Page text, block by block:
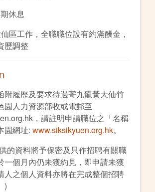
息
作，全職職位設有約滿酬金，
歷調整
附履歷及要求待遇寄九龍黃大仙竹
園人力資源部收或電郵至
，請註明申請職位之「名稱
園網址: www.siksikyuen.org.hk。
的資料將予保密及只作招聘有關職
一個月內仍未獲約見，即申請未獲
人之個人資料亦將在完成整個招聘
)